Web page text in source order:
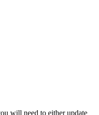
will need to either update